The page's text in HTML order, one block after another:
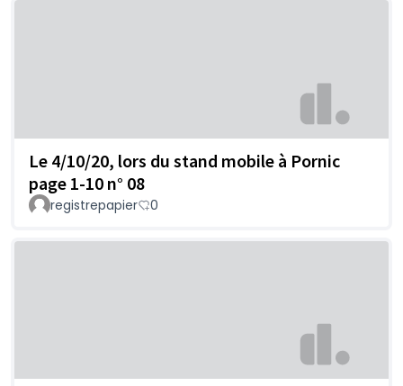
Le 4/10/20, lors du stand mobile à Pornic
page 1-10 n° 08
registrepapier 0